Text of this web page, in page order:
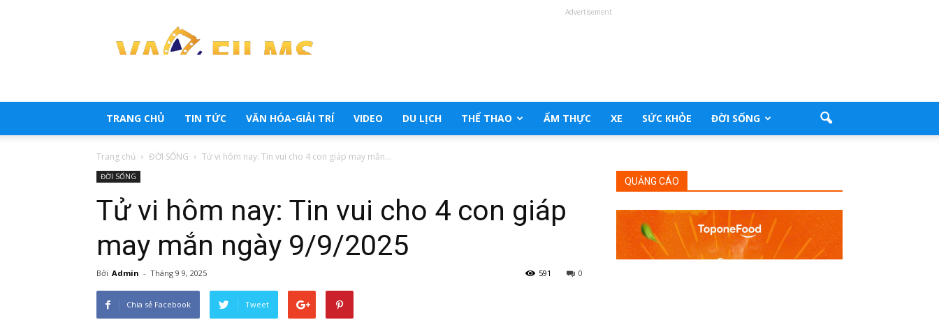
tổng
hợp
Advertisement
TRANG CHỦ TIN TỨC VĂN HÓA-GIẢI TRÍ VIDEO DU LỊCH THỂ THAO ẨM THỰC XE SỨC KHỎE ĐỜI SỐNG
Trang chủ ĐỜI SỐNG Tử vi hôm nay: Tin vui cho 4 con giáp may mắn...
ĐỜI SỐNG
Tử vi hôm nay: Tin vui cho 4 con giáp
may mắn ngày 9/9/2025
Bởi Admin - Tháng 9 9, 2025 0
591
Chia sẻ Facebook Tweet
QUẢNG CÁO